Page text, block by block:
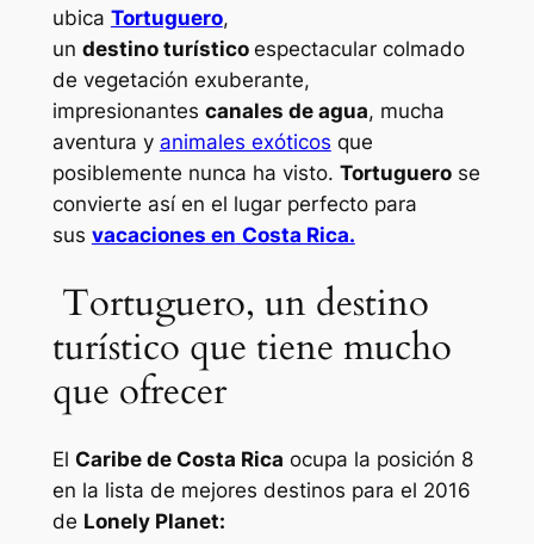
ubica Tortuguero,
un destino turístico espectacular colmado
de vegetación exuberante,
impresionantes canales de agua, mucha
aventura y animales exóticos que
posiblemente nunca ha visto. Tortuguerose
convierte así en el lugar perfecto para
sus vacaciones en Costa Rica.
Tortuguero, un destino
turístico que tiene mucho
que ofrecer
El Caribe de Costa Rica ocupa la posición 8
en la lista de mejores destinos para el 2016
de Lonely Planet: